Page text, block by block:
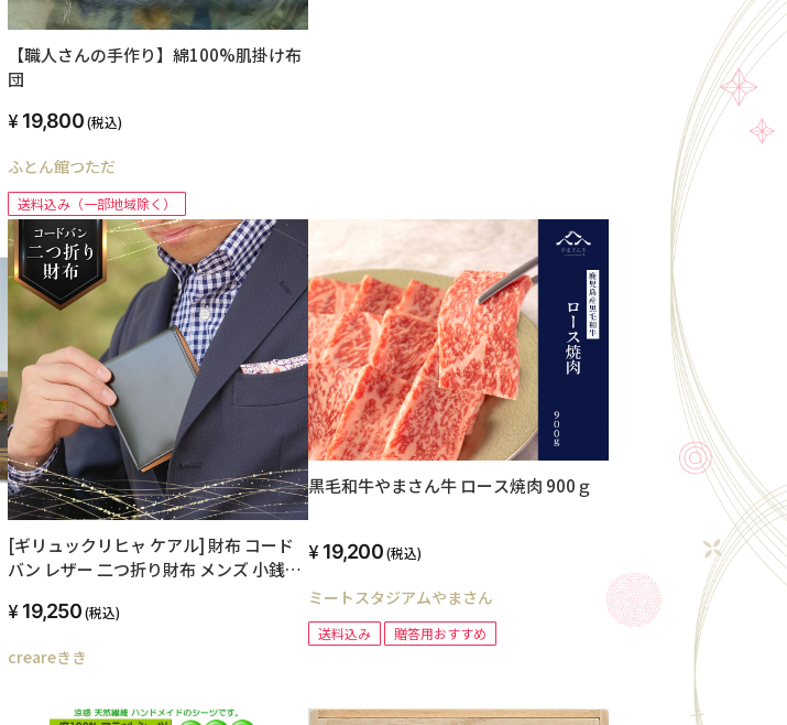
【職人さんの手作り】綿100%肌掛け布
団
19,800(税込)
ふとん館つただ
送料込み（一部地域除く）
[ギリュックリヒャ ケアル] 財布 コード
バン レザー 二つ折り財布 メンズ 小銭入
ゼント GK-010 (5/variation)
19,250(税込)
creareきき
黒毛和牛やまさん牛 ロース焼肉 900ｇ
19,200(税込)
ミートスタジアムやまさん
送料込み 贈答用おすすめ